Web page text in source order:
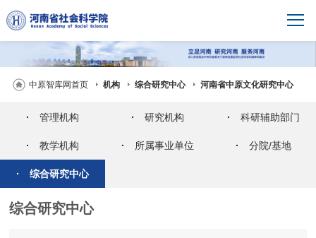
中原智库网首页 机构 综合研究中心 河南省中原文化研究中心
· 管理机构 · 研究机构 · 科研辅助部门
· 教学机构 · 所属事业单位 · 分院/基地
· 综合研究中心
综合研究中心